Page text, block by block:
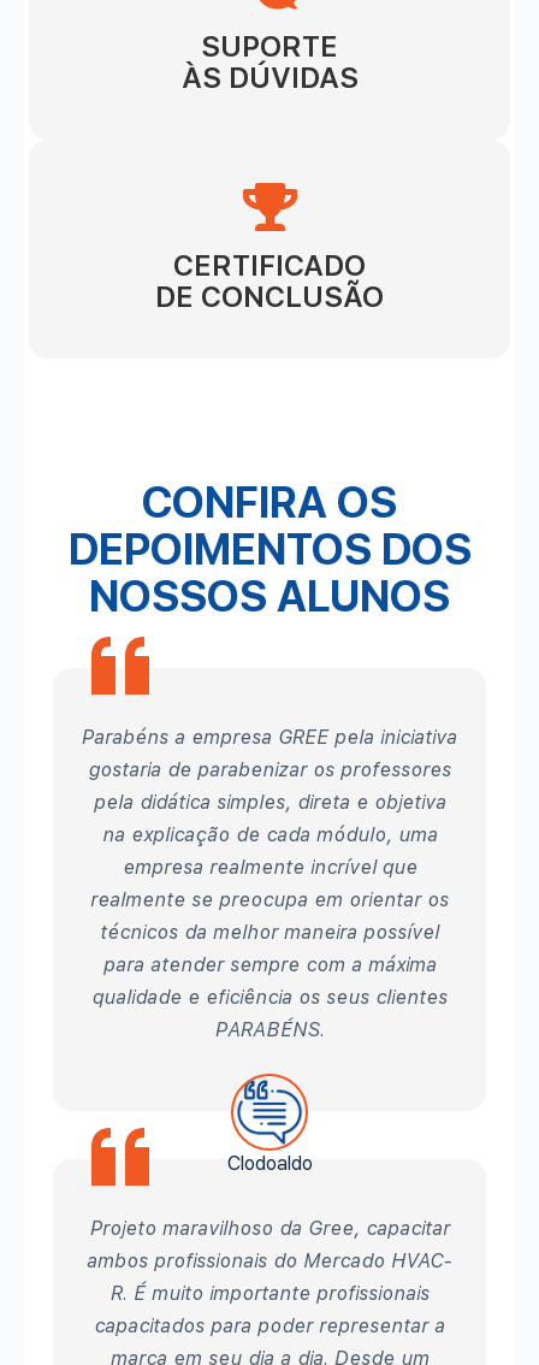
SUPORTE
ÀS DÚVIDAS
CERTIFICADO
DE CONCLUSÃO
CONFIRA OS
DEPOIMENTOS DOS
NOSSOS ALUNOS
Clodoaldo
Parabéns a empresa GREE pela iniciativa
gostaria de parabenizar os professores
pela didática simples, direta e objetiva
na explicação de cada módulo, uma
empresa realmente incrível que
realmente se preocupa em orientar os
técnicos da melhor maneira possível
para atender sempre com a máxima
qualidade e eficiência os seus clientes
PARABÉNS.
Projeto maravilhoso da Gree, capacitar
ambos profissionais do Mercado HVAC-
R. É muito importante profissionais
capacitados para poder representar a
marca em seu dia a dia. Desde um